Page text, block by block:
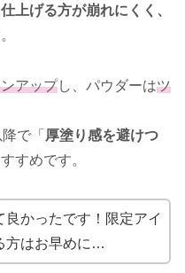
上げる方が崩れにくく、
アップし、パウダーはツ
で「 厚塗り感を避けつ
すめです。
かったです！限定アイ
方はお早めに…